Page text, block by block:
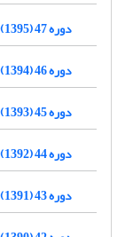
دوره 47 (1395)
دوره 46 (1394)
دوره 45 (1393)
دوره 44 (1392)
دوره 43 (1391)